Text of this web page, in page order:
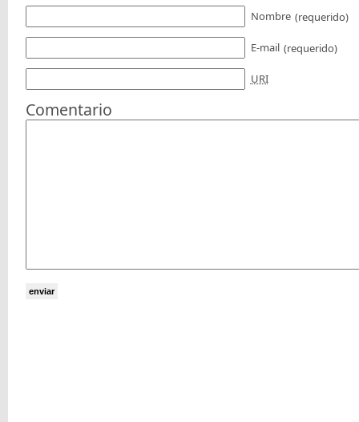
Nombre (requerido)
E-mail (requerido)
URI
Comentario